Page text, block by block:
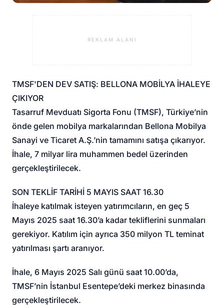
REKLAM ALANI
TMSF'DEN DEV SATIŞ: BELLONA MOBİLYA İHALEYE
ÇIKIYOR
Tasarruf Mevduatı Sigorta Fonu (TMSF), Türkiye’nin
önde gelen mobilya markalarından Bellona Mobilya
Sanayi ve Ticaret A.Ş.’nin tamamını satışa çıkarıyor.
İhale, 7 milyar lira muhammen bedel üzerinden
gerçekleştirilecek.
SON TEKLİF TARİHİ 5 MAYIS SAAT 16.30
İhaleye katılmak isteyen yatırımcıların, en geç 5
Mayıs 2025 saat 16.30’a kadar tekliflerini sunmaları
gerekiyor. Katılım için ayrıca 350 milyon TL teminat
yatırılması şartı aranıyor.
İhale, 6 Mayıs 2025 Salı günü saat 10.00’da,
TMSF’nin İstanbul Esentepe’deki merkez binasında
gerçekleştirilecek.